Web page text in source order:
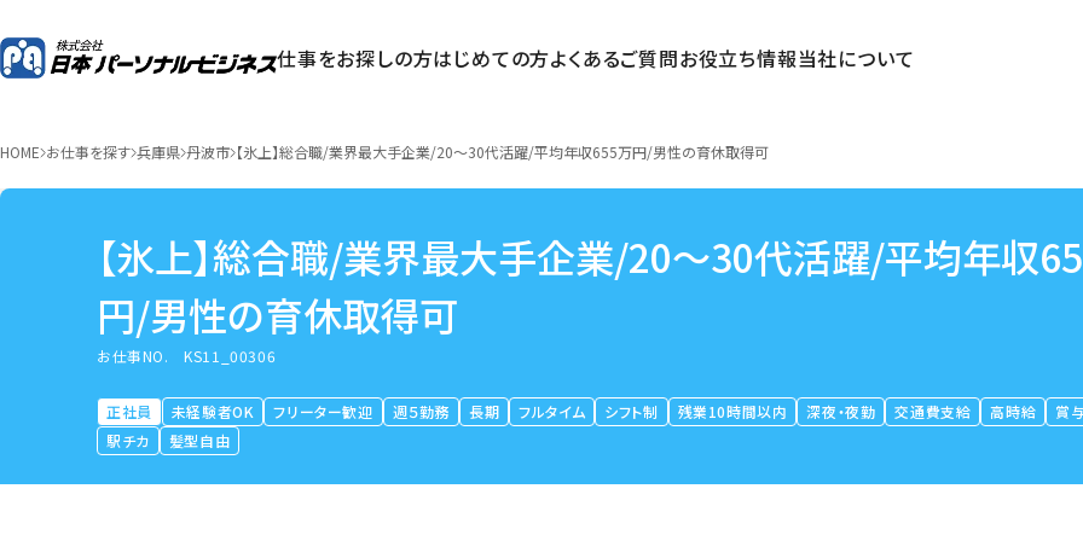
仕事をお探しの方はじめての方よくあるご質問お役立ち情報当社について
HOME お仕事を探す 兵庫県 丹波市 【氷上】総合職/業界最大手企業/20～30代活躍/平均年収655万円/男性の育休取得可
【氷上】総合職/業界最大手企業/20～30代活躍/平均年収
円/男性の育休取得可
お仕事NO.KS11_00306
正社員 未経験者OK フリーター歓迎 週５勤務 長期 フルタイム シフト制 残業10時間以内 深夜・夜勤 交通費支給 高時給
賞
駅チカ
髪型自由